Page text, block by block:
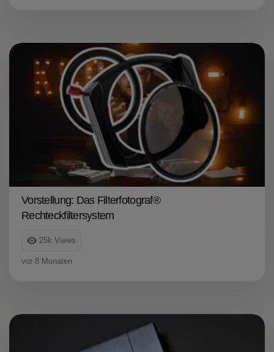
25k Views
Vorstellung: Das Filterfotograf®
Rechteckfiltersystem
vor 8 Monaten